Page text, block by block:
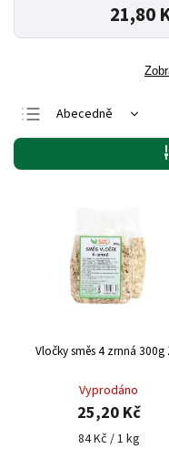
21,80
Abecedně
Nejlevnější
Nejdražší
Vločky směs 4 zrnná 300g
Vyprodáno
25,20 Kč
84 Kč / 1 kg